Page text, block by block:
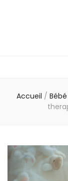
Accueil / Bébé